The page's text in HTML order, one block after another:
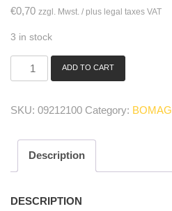
€0,70 zzgl. Mwst. / plus legal taxes VAT
3 in stock
09212100
ring
ADD TO CART
SKU: 09212100 Category: BOMAG
Description
DESCRIPTION